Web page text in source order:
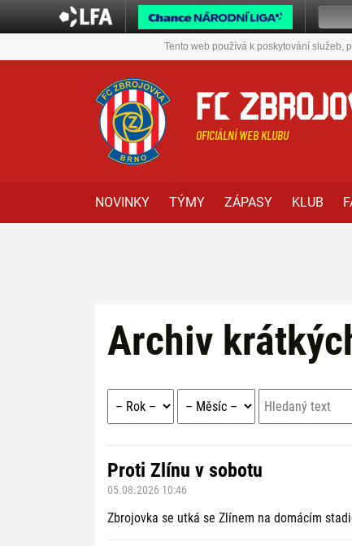
Tento web používá k poskytování služeb,
FC
OFICIÁLNÍ WEB KLUBU
NOVINKY TÝMY ZÁPASY KLUB
Archiv
Proti Zlínu v sobotu
05.08.2026 10:46
Zbrojovka se utká se Zlínem na domácím